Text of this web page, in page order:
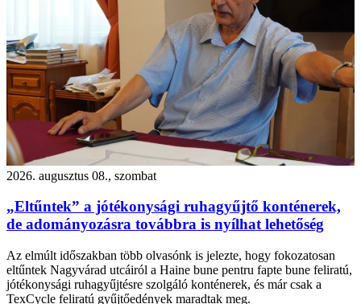
2026. augusztus 08., szombat
„Eltűntek” a jótékonysági ruhagyűjtő konténerek,
de adományozásra továbbra is nyílhat lehetőség
Az elmúlt időszakban több olvasónk is jelezte, hogy fokozatosan
eltűntek Nagyvárad utcáiról a Haine bune pentru fapte bune feliratú,
jótékonysági ruhagyűjtésre szolgáló konténerek, és már csak a
TexCycle feliratú gyűjtőedények maradtak meg.